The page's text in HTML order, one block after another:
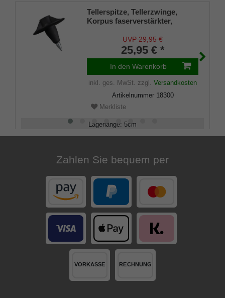
Tellerspitze, Tellerzwinge,
Korpus faserverstärkter,
Stahlspitze, Tellerdurchmesser
80mm, Innendurchmesser
20mm
UVP 29,95 €
25,95 € *
In den Warenkorb
inkl. ges. MwSt. zzgl. Versandkosten
Artikelnummer 18300
Merkliste
Lagerlänge: 5cm
Zahlen Sie bequem per